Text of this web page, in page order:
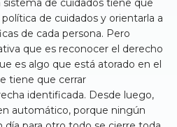
sistema de cuidados tiene que
de cuidados y orientarla a
de cada persona. Pero
que es reconocer el derecho
es algo que está atorado en el
tiene que cerrar
identificada. Desde luego,
automático, porque ningún